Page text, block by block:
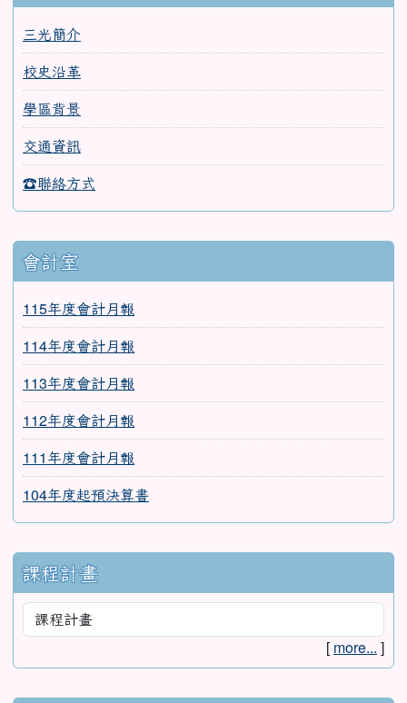
三光簡介
校史沿革
學區背景
交通資訊
☎聯絡方式
會計室
115年度會計月報
114年度會計月報
113年度會計月報
112年度會計月報
111年度會計月報
104年度起預決算書
課程計畫
[ more... ]